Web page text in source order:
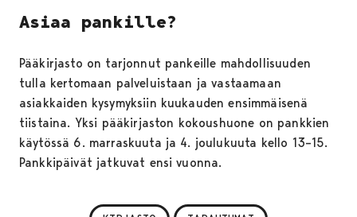
Asiaa pankille?
Pääkirjasto on tarjonnut pankeille mahdollisuuden
tulla kertomaan palveluistaan ja vastaamaan
asiakkaiden kysymyksiin kuukauden ensimmäisenä
tiistaina. Yksi pääkirjaston kokoushuone on pankkien
käytössä 6. marraskuuta ja 4. joulukuuta kello 13–15.
Pankkipäivät jatkuvat ensi vuonna.